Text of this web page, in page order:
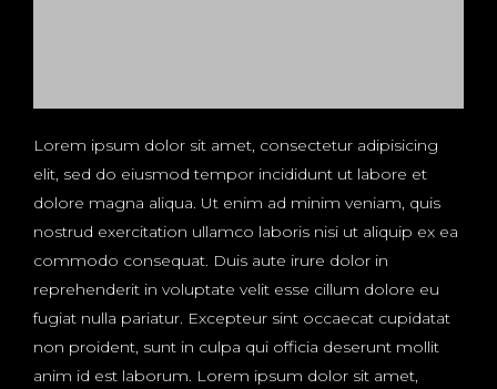
Lorem ipsum dolor sit amet, consectetur adipisicing
elit, sed do eiusmod tempor incididunt ut labore et
dolore magna aliqua. Ut enim ad minim veniam, quis
nostrud exercitation ullamco laboris nisi ut aliquip ex ea
commodo consequat. Duis aute irure dolor in
reprehenderit in voluptate velit esse cillum dolore eu
fugiat nulla pariatur. Excepteur sint occaecat cupidatat
non proident, sunt in culpa qui officia deserunt mollit
anim id est laborum. Lorem ipsum dolor sit amet,